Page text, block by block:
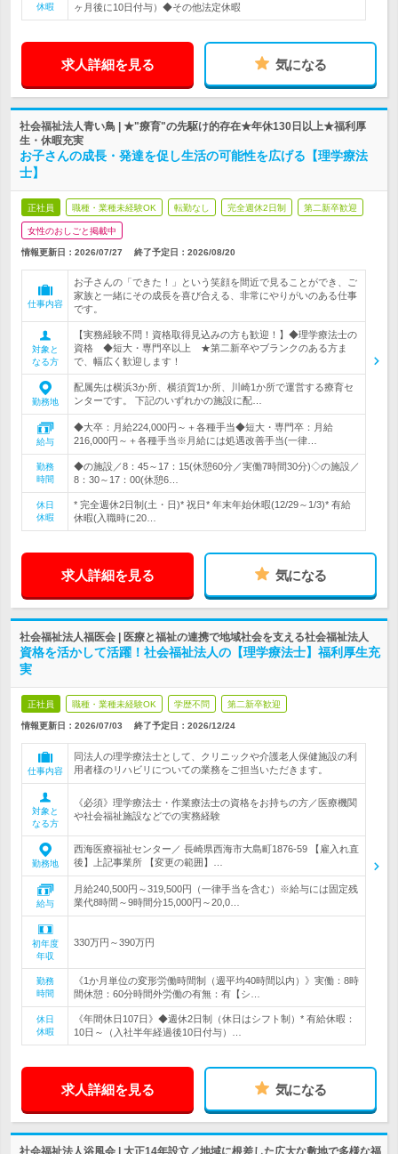
休暇
ヶ月後に10日付与）◆その他法定休暇
求人詳細を見る 気になる
社会福祉法人青い鳥 | ★"療育"の先駆け的存在★年休130日以上★福利厚
生・休暇充実
お子さんの成長・発達を促し生活の可能性を広げる【理学療法
士】
正社員 職種・業種未経験OK 転勤なし 完全週休2日制 第二新卒歓迎
女性のおしごと掲載中
情報更新日：2026/07/27 終了予定日： 2026/08/20
仕事内容
お子さんの「できた！」という笑顔を間近で見ることができ、ご
家族と一緒にその成長を喜び合える、非常にやりがいのある仕事
です。
対象と
なる方
【実務経験不問！資格取得見込みの方も歓迎！】◆理学療法士の
資格 ◆短大・専門卒以上 ★第二新卒やブランクのある方ま
で、幅広く歓迎します！
勤務地
配属先は横浜3か所、横須賀1か所、川崎1か所で運営する療育セ
ンターです。 下記のいずれかの施設に配…
給与
◆大卒：月給224,000円～＋各種手当◆短大・専門卒：月給
216,000円～＋各種手当※月給には処遇改善手当(一律…
勤務
時間
◆の施設／8：45～17：15(休憩60分／実働7時間30分)◇の施設／
8：30～17：00(休憩6…
休日
休暇
* 完全週休2日制(土・日)* 祝日* 年末年始休暇(12/29～1/3)* 有給
休暇(入職時に20…
求人詳細を見る 気になる
社会福祉法人福医会 | 医療と福祉の連携で地域社会を支える社会福祉法人
資格を活かして活躍！社会福祉法人の【理学療法士】福利厚生充
実
正社員 職種・業種未経験OK 学歴不問 第二新卒歓迎
情報更新日：2026/07/03 終了予定日： 2026/12/24
仕事内容
同法人の理学療法士として、クリニックや介護老人保健施設の利
用者様のリハビリについての業務をご担当いただきます。
対象と
なる方
《必須》理学療法士・作業療法士の資格をお持ちの方／医療機関
や社会福祉施設などでの実務経験
勤務地
西海医療福祉センター／ 長崎県西海市大島町1876-59 【雇入れ直
後】上記事業所 【変更の範囲】…
給与
月給240,500円～319,500円（一律手当を含む）※給与には固定残
業代8時間～9時間分15,000円～20,0…
初年度
年収
330万円～390万円
勤務
時間
《1か月単位の変形労働時間制（週平均40時間以内）》実働：8時
間休憩：60分時間外労働の有無：有【シ…
休日
休暇
《年間休日107日》◆週休2日制（休日はシフト制）* 有給休暇：
10日～（入社半年経過後10日付与）…
求人詳細を見る 気になる
社会福祉法人浴風会 | 大正14年設立／地域に根差した広大な敷地で多様な福